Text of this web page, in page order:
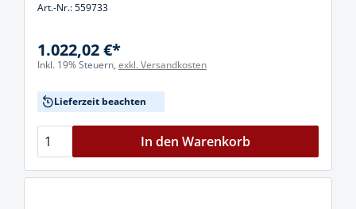
Art.-Nr.: 559733
1.022,02 €*
Inkl. 19% Steuern, exkl. Versandkosten
Lieferzeit beachten
In den Warenkorb